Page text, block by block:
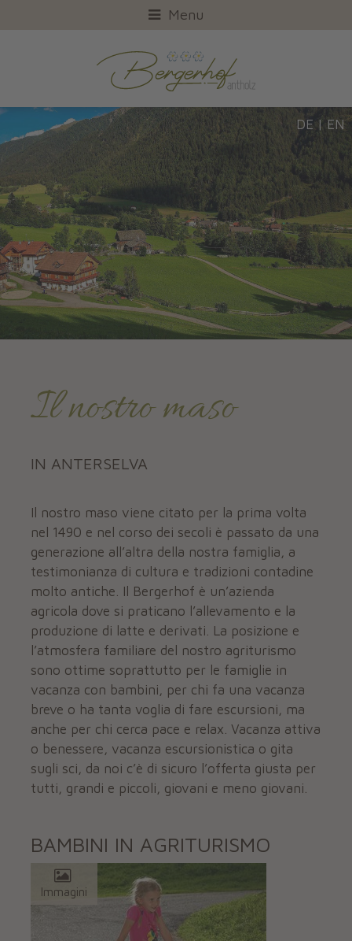
Menu
DE | EN
Il nostro maso
IN ANTERSELVA
Il nostro maso viene citato per la prima volta
nel 1490 e nel corso dei secoli è passato da una
generazione all’altra della nostra famiglia, a
testimonianza di cultura e tradizioni contadine
molto antiche. Il Bergerhof è un’azienda
agricola dove si praticano l’allevamento e la
produzione di latte e derivati. La posizione e
l’atmosfera familiare del nostro agriturismo
sono ottime soprattutto per le famiglie in
vacanza con bambini, per chi fa una vacanza
breve o ha tanta voglia di fare escursioni, ma
anche per chi cerca pace e relax. Vacanza attiva
o benessere, vacanza escursionistica o gita
sugli sci, da noi c’è di sicuro l’offerta giusta per
tutti, grandi e piccoli, giovani e meno giovani.
BAMBINI IN AGRITURISMO
Immagini